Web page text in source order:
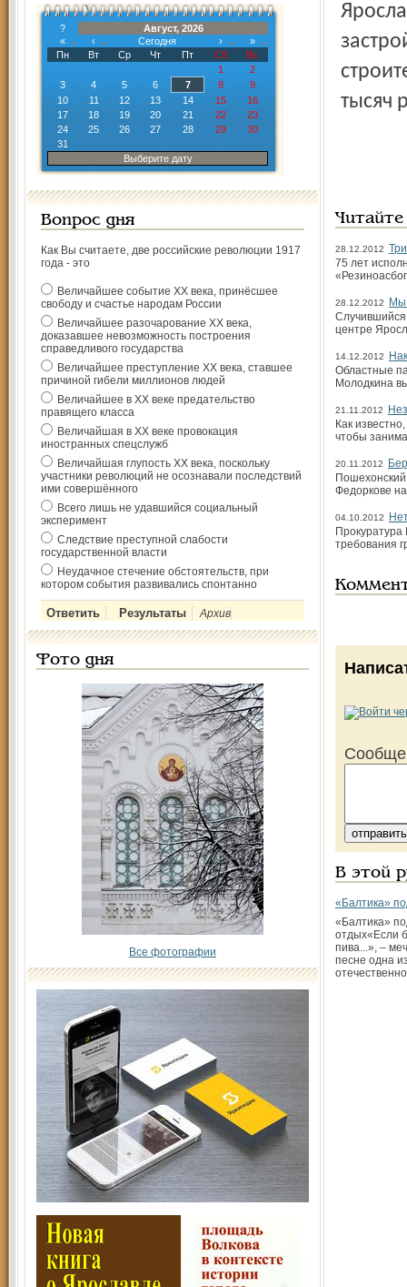
?
Август, 2026
«
‹ Сегодня ›
»
Пн
Вт Ср Чт Пт Сб
Вс
1
2
3
4 5 6 7 8
9
10
11 12 13 14 15
16
17
18 19 20 21 22
23
24
25 26 27 28 29
30
31
Выберите дату
Вопрос дня
Как Вы считаете, две российские революции 1917
года - это
Величайшее событие ХХ века, принёсшее
свободу и счастье народам России
Величайшее разочарование ХХ века,
доказавшее невозможность построения
справедливого государства
Величайшее преступление ХХ века, ставшее
причиной гибели миллионов людей
Величайшее в ХХ веке предательство
правящего класса
Величайшая в ХХ веке провокация
иностранных спецслужб
Величайшая глупость ХХ века, поскольку
участники революций не осознавали последствий
ими совершённого
Всего лишь не удавшийся социальный
эксперимент
Следствие преступной слабости
государственной власти
Неудачное стечение обстоятельств, при
котором события развивались спонтанно
Архив
Фото дня
Все фотографии
тысяч
28.12.2012
75 лет
28.12.2012
Мы
Случившийся
центре
14.12.2012
Областные
Молодкина
21.11.2012
Как
чтобы
20.11.2012
Федоркове
04.10.2012
требования
В этой
«Балтика»
«Балтика»
отдых«Если
пива...», –
песне одна